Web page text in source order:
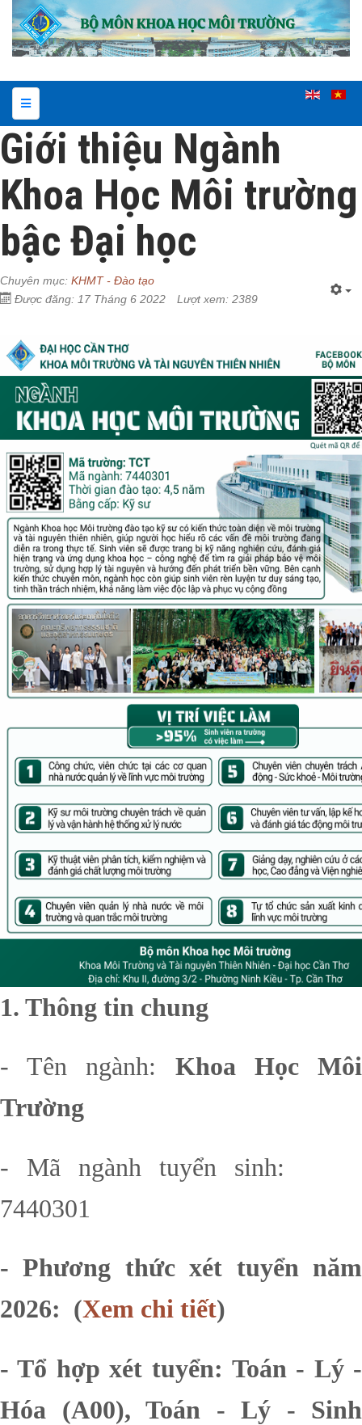
Giới thiệu Ngành
Khoa Học Môi trường
bậc Đại học
Chuyên mục: KHMT - Đào tạo
Được đăng: 17 Tháng 6 2022
Lượt xem: 2389
1. Thông tin chung
- Tên ngành: Khoa Học Môi
Trường
- Mã ngành tuyển sinh:
7440301
- Phương thức xét tuyển năm
2026: (Xem chi tiết)
- Tổ hợp xét tuyển: Toán - Lý -
Hóa (A00), Toán - Lý - Sinh